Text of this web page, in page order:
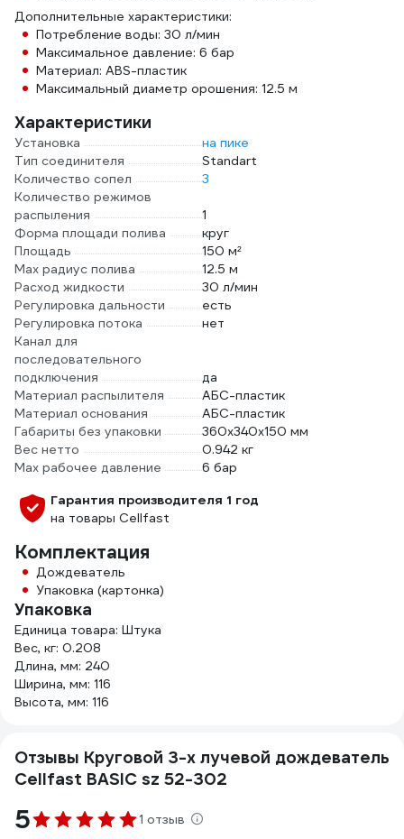
Дополнительные характеристики:
Потребление воды: 30 л/мин
Максимальное давление: 6 бар
Материал: ABS-пластик
Максимальный диаметр орошения: 12.5 м
Характеристики
Установка
на пике
Тип соединителя
Standart
Количество сопел
3
Количество режимов
распыления
1
Форма площади полива
круг
Площадь
150 м²
Max радиус полива
12.5 м
Расход жидкости
30 л/мин
Регулировка дальности
есть
Регулировка потока
нет
Канал для
последовательного
подключения
да
Материал распылителя
АБС-пластик
Материал основания
АБС-пластик
Габариты без упаковки
360х340х150 мм
Вес нетто
0.942 кг
Max рабочее давление
6 бар
Гарантия производителя 1 год
на товары Cellfast
Комплектация
Дождеватель
Упаковка (картонка)
Упаковка
Единица товара: Штука
Вес, кг: 0.208
Длина, мм: 240
Ширина, мм: 116
Высота, мм: 116
Отзывы Круговой 3-х лучевой дождеватель
Cellfast BASIC sz 52-302
5 1 отзыв